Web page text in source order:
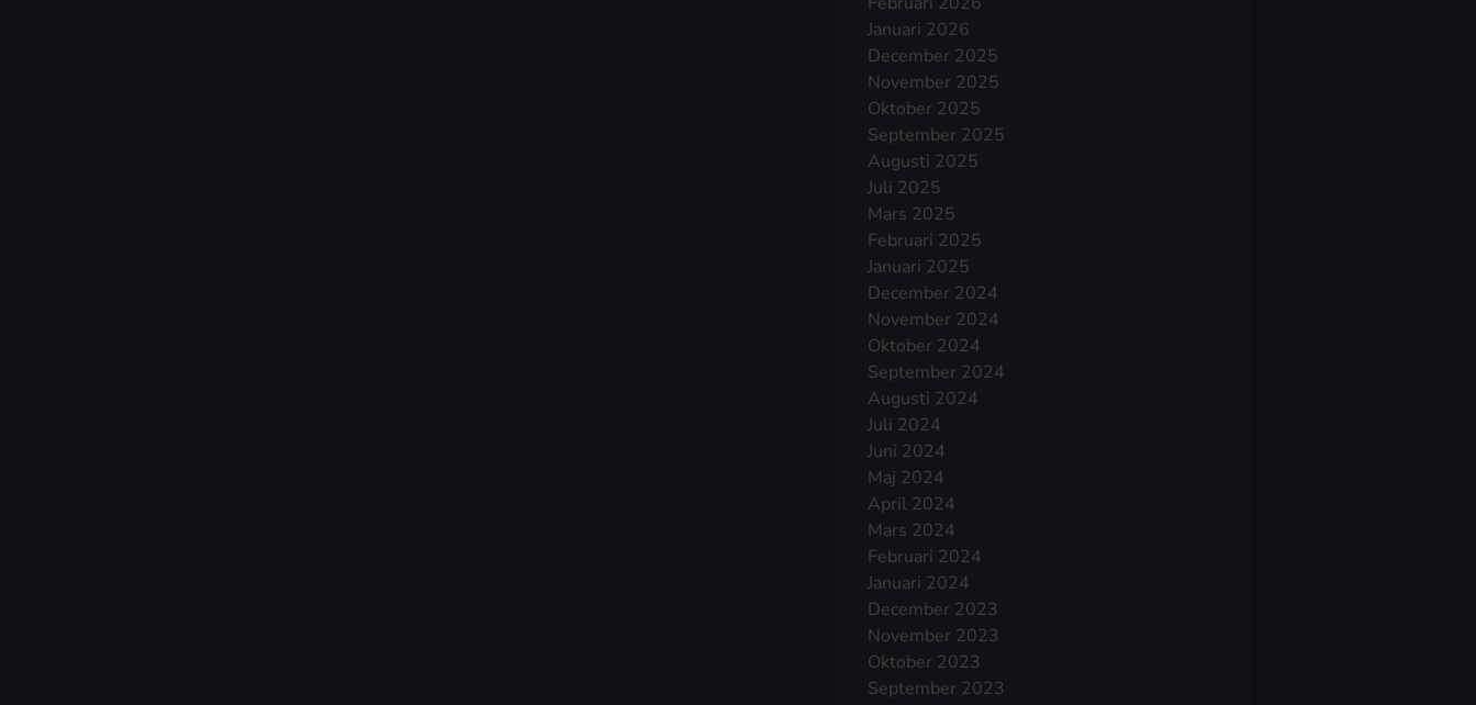
Januari 2026
December 2025
November 2025
Oktober 2025
September 2025
Augusti 2025
Juli 2025
Mars 2025
Februari 2025
Januari 2025
December 2024
November 2024
Oktober 2024
September 2024
Augusti 2024
Juli 2024
Juni 2024
Maj 2024
April 2024
Mars 2024
Februari 2024
Januari 2024
December 2023
November 2023
Oktober 2023
September 2023